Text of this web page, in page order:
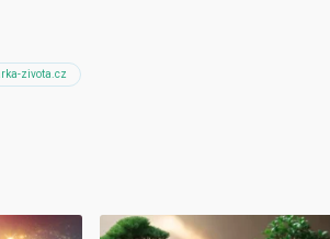
zivota.cz